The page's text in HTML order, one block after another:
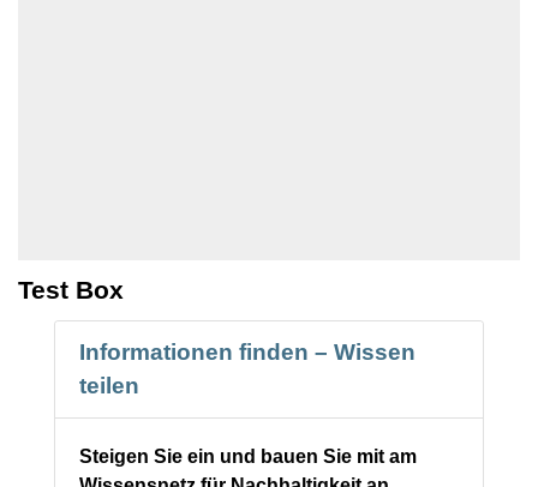
Test Box
Informationen finden – Wissen
teilen
Steigen Sie ein und bauen Sie mit am